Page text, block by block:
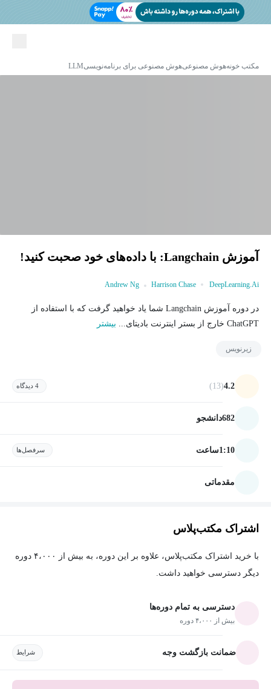
مکتب خونههوش مصنوعیهوش مصنوعی برای برنامه‌نویسیLLM
آموزش Langchain: با داده‌های خود صحبت کنید!
DeepLearning.Ai
Andrew Ng Harrison Chase
در دوره آموزش Langchain شما یاد خواهید گرفت که با استفاده از
ChatGPT خارج از بستر اینترنت بادیتای...
بیشتر
زیرنویس
4.2
(13) 4 دیدگاه
682دانشجو
1:10ساعت سرفصل‌ها
مقدماتی
اشتراک مکتب‌پلاس
با خرید اشتراک مکتب‌پلاس، علاوه بر این دوره، به بیش از ۴،۰۰۰ دوره
دیگر دسترسی خواهید داشت.
دسترسی به تمام دوره‌ها
بیش از ۴،۰۰۰ دوره
ضمانت بازگشت وجه شرایط